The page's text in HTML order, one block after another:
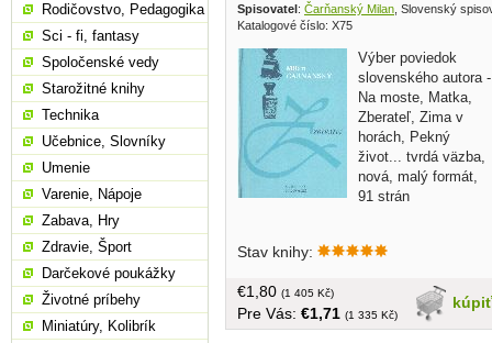
Spisovatel: Čarňanský Milan , Slovenský
Katalogové číslo: X75
Výber poviedok
slovenského autora -
Na moste, Matka,
Zberateľ, Zima v
horách, Pekný
život... tvrdá väzba,
nová, malý formát,
91 strán
Stav knihy:
kúpiť
€1,80 (1 405 Kč)
Pre Vás: €1,71 (1 335 Kč)
Rodičovstvo, Pedagogika
Sci - fi, fantasy
Spoločenské vedy
Starožitné knihy
Technika
Učebnice, Slovníky
Umenie
Varenie, Nápoje
Zabava, Hry
Zdravie, Šport
Darčekové poukážky
Životné príbehy
Miniatúry, Kolibrík